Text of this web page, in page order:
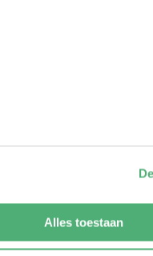
Alles toestaan